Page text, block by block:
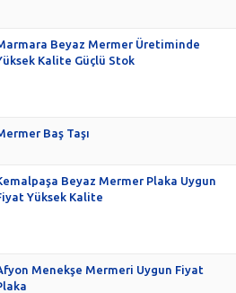
Beyaz Mermer Üretiminde
Kalite Güçlü Stok
Baş Taşı
Beyaz Mermer Plaka Uygun
Yüksek Kalite
Menekşe Mermeri Uygun Fiyat